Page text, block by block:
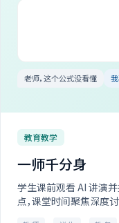
老师，这个公式没看懂
教育教学
一师千分身
学生课前观看 AI 讲演
点，课堂时间聚焦深度